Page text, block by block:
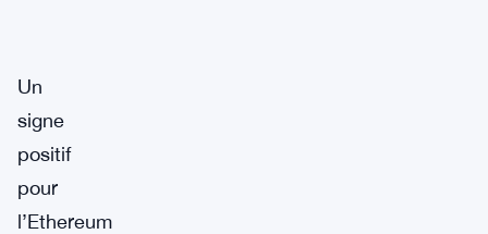
Un
signe
positif
pour
l’Ethereum